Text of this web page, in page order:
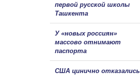
первой русской школы
Ташкента
У «новых россиян»
массово отнимают
паспорта
США цинично отказались